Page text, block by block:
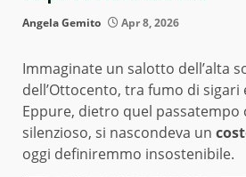
Angela Gemito Apr 8, 2026
Immaginate un salotto dell’alta
dell’Ottocento, tra fumo di sigari
Eppure, dietro quel passatempo
silenzioso, si nascondeva un
oggi definiremmo insostenibile.